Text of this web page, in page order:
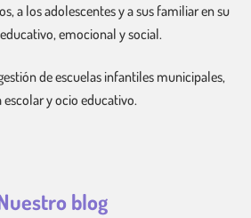
a los adolescentes y a sus familiar en su
emocional y social.
de escuelas infantiles municipales,
escolar y ocio educativo.
blog